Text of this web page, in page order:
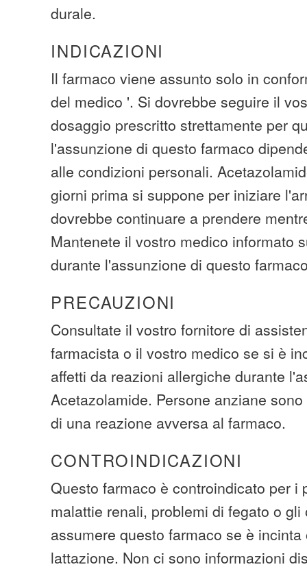
durale.
INDICAZIONI
Il farmaco viene assunto solo in
del medico '. Si dovrebbe seguire il
dosaggio prescritto strettamente per
l'assunzione di questo farmaco
alle condizioni personali.
giorni prima si suppone per iniziare
dovrebbe continuare a prendere
Mantenete il vostro medico informato
durante l'assunzione di questo
PRECAUZIONI
Consultate il vostro fornitore di
farmacista o il vostro medico se si è
affetti da reazioni allergiche durante
Acetazolamide. Persone anziane
di una reazione avversa al farmaco.
CONTROINDICAZIONI
Questo farmaco è controindicato per i
malattie renali, problemi di fegato o
assumere questo farmaco se è
lattazione. Non ci sono informazioni